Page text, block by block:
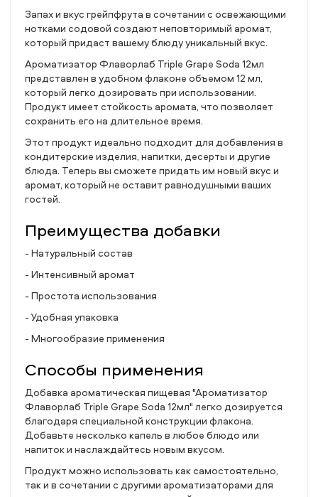
Запах и вкус грейпфрута в сочетании с освежающими
нотками содовой создают неповторимый аромат,
который придаст вашему блюду уникальный вкус.
Ароматизатор Флаворлаб Triple Grape Soda 12мл
представлен в удобном флаконе объемом 12 мл,
который легко дозировать при использовании.
Продукт имеет стойкость аромата, что позволяет
сохранить его на длительное время.
Этот продукт идеально подходит для добавления в
кондитерские изделия, напитки, десерты и другие
блюда. Теперь вы сможете придать им новый вкус и
аромат, который не оставит равнодушными ваших
гостей.
Преимущества добавки
- Натуральный состав
- Интенсивный аромат
- Простота использования
- Удобная упаковка
- Многообразие применения
Способы применения
Добавка ароматическая пищевая "Ароматизатор
Флаворлаб Triple Grape Soda 12мл" легко дозируется
благодаря специальной конструкции флакона.
Добавьте несколько капель в любое блюдо или
напиток и наслаждайтесь новым вкусом.
Продукт можно использовать как самостоятельно,
так и в сочетании с другими ароматизаторами для